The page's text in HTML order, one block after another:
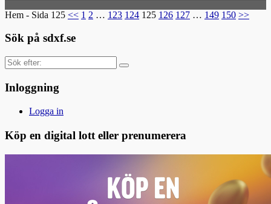
Hem - Sida 125 << 1 2 … 123 124 125 126 127 … 149 150 >>
Sök på sdxf.se
Sök
efter:
Inloggning
Logga in
Köp en digital lott eller prenumerera